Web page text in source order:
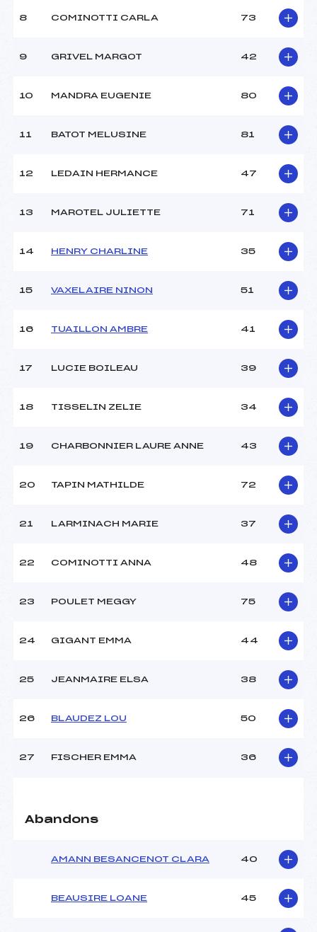
Ouvreurs C :
BROUILLARD
11h45
DODIN YVES (MV)
Ouvreurs B :
Ouvreurs D :
Température arrivée :
U12+U14
8 COMINOTTI CARLA 73
9 GRIVEL MARGOT 42
10 MANDRA EUGENIE 80
11 BATOT MELUSINE 81
12 LEDAIN HERMANCE 47
13 MAROTEL JULIETTE 71
14 HENRY CHARLINE 35
15 VAXELAIRE NINON 51
16 TUAILLON AMBRE 41
17 LUCIE BOILEAU 39
18 TISSELIN ZELIE 34
19 CHARBONNIER LAURE ANNE 43
20 TAPIN MATHILDE 72
21 LARMINACH MARIE 37
22 COMINOTTI ANNA 48
23 POULET MEGGY 75
24 GIGANT EMMA 44
25 JEANMAIRE ELSA 38
26 BLAUDEZ LOU 50
27 FISCHER EMMA 36
Abandons
AMANN BESANCENOT CLARA 40
BEAUSIRE LOANE 45